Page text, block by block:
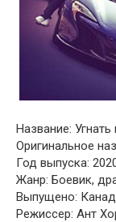
Название: Угнать
Оригинальное
Год выпуска:
Жанр: Боевик,
Выпущено:
Режиссер: Ант